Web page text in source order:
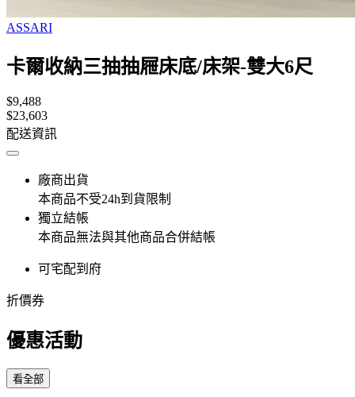
ASSARI
卡爾收納三抽抽屜床底/床架-雙大6尺
$9,488
$23,603
配送資訊
廠商出貨
本商品不受24h到貨限制
獨立結帳
本商品無法與其他商品合併結帳
可宅配到府
折價券
優惠活動
看全部